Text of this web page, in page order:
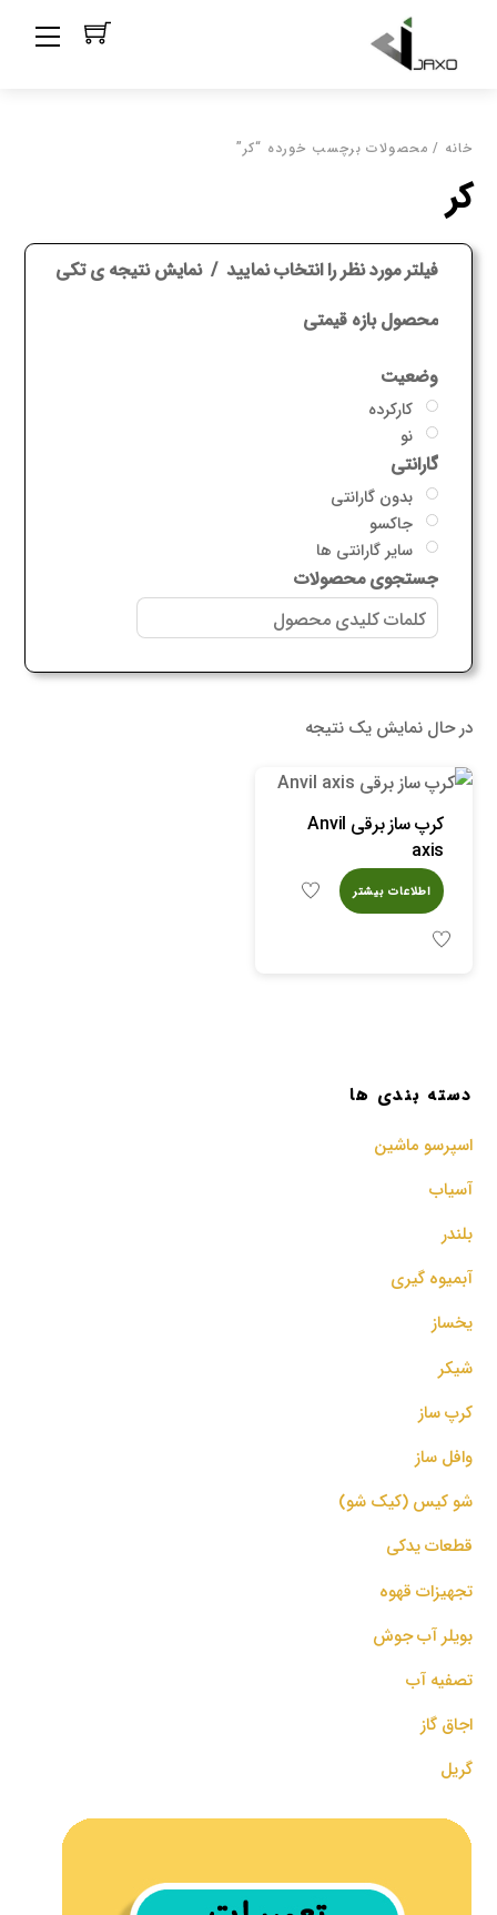
content
خانه / محصولات برچسب خورده “کر”
کر
فیلتر مورد نظر را انتخاب نمایید نمایش نتیجه ی تکی
محصول بازه قیمتی
وضعیت
کارکرده
نو
گارانتی
بدون گارانتی
جاکسو
سایر گارانتی ها
جستجوی محصولات
در حال نمایش یک نتیجه
کرپ ساز برقی Anvil
axis
اطلاعات بیشتر
دسته بندی ها
اسپرسو‌ ماشین
آسیاب
بلندر
آبمیوه گیری
یخساز
شیکر
کرپ ساز
وافل ساز
شو کیس (کیک شو)
قطعات یدکی
تجهیزات قهوه
بویلر آب جوش
تصفیه آب
اجاق گاز
گریل